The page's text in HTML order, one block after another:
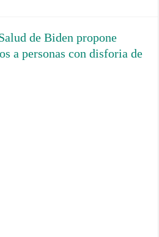
de Biden propone
a personas con disforia de